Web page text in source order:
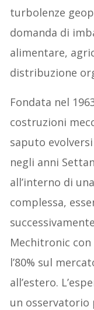
turbolenze
domanda di
alimentare,
distribuzione
Fondata nel
costruzioni
saputo
negli anni
all’interno di
complessa,
Mechitronic
l’80% sul
all’estero.
un